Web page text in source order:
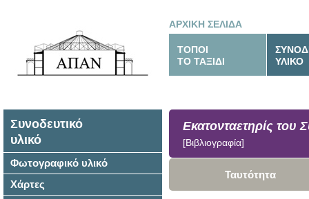
ΑΡΧΙΚΗ ΣΕΛΙΔΑ
ΤΟΠΟΙ
ΤΟ ΤΑΞΙΔΙ
ΥΛΙΚΟ
Συνοδευτικό
υλικό
Φωτογραφικό υλικό
Χάρτες
Εκατονταετηρίς του
[Βιβλιογραφία]
Ταυτότητα